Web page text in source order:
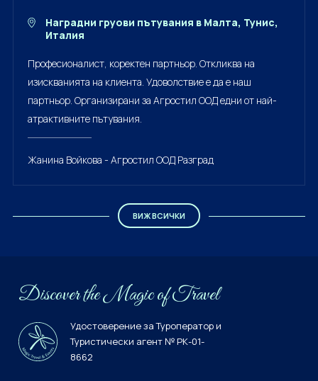
Наградни груови пътувания в Малта, Тунис,
Италия
Професионалист, коректен партньор. Откликва на
изискванията на клиента. Удоволствие е да е наш
партньор. Организирани за Агростил ООД едни от най-
атрактивните пътувания.
Жанина Войкова - Агростил ООД Разград
ВИЖ ВСИЧКИ
Discover the Мagiс of Travel
Удостоверение за Туроператор и
Туристически агент № РК-01-
8662